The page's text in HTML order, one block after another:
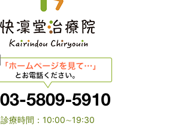
診療時間：10:00∼19:30